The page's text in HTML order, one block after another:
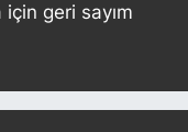
geri sayım